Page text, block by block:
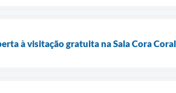
à visitação gratuita na Sala Cora